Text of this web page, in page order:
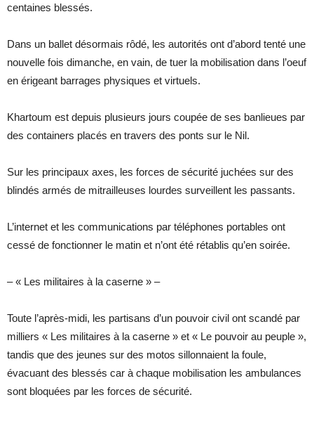
centaines blessés.
Dans un ballet désormais rôdé, les autorités ont d’abord tenté une
nouvelle fois dimanche, en vain, de tuer la mobilisation dans l’oeuf
en érigeant barrages physiques et virtuels.
Khartoum est depuis plusieurs jours coupée de ses banlieues par
des containers placés en travers des ponts sur le Nil.
Sur les principaux axes, les forces de sécurité juchées sur des
blindés armés de mitrailleuses lourdes surveillent les passants.
L’internet et les communications par téléphones portables ont
cessé de fonctionner le matin et n’ont été rétablis qu’en soirée.
– « Les militaires à la caserne » –
Toute l’après-midi, les partisans d’un pouvoir civil ont scandé par
milliers « Les militaires à la caserne » et « Le pouvoir au peuple »,
tandis que des jeunes sur des motos sillonnaient la foule,
évacuant des blessés car à chaque mobilisation les ambulances
sont bloquées par les forces de sécurité.